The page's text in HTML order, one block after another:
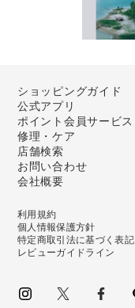
ショッピングガイド
公式アプリ
ポイント会員サービス
修理・ケア
店舗検索
お問い合わせ
会社概要
利用規約
個人情報保護方針
特定商取引法に基づく表記
レビューガイドライン